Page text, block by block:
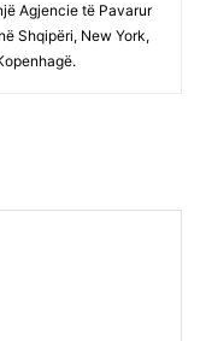
Agjencie të Pavarur
Shqipëri, New York,